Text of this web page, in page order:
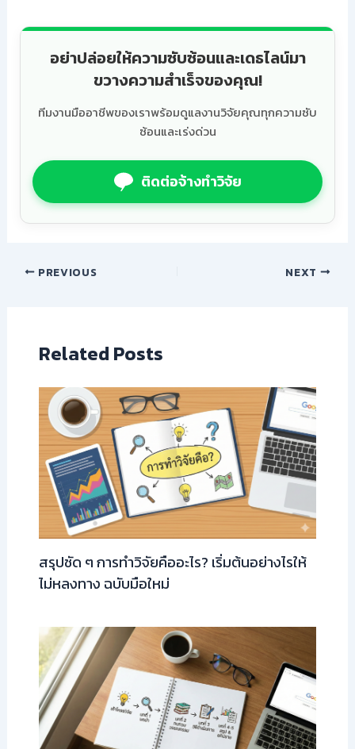
อย่าปล่อยให้ความซับซ้อนและเดธไลน์มา
ขวางความสำเร็จของคุณ!
ทีมงานมืออาชีพของเราพร้อมดูแลงานวิจัยคุณทุกความซับ
ซ้อนและเร่งด่วน
ติดต่อจ้างทำวิจัย
PREVIOUS NEXT
Related Posts
สรุปชัด ๆ การทำวิจัยคืออะไร? เริ่มต้นอย่างไรให้
ไม่หลงทาง ฉบับมือใหม่